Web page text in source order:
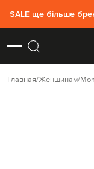
SALE ще більше
Главная Женщинам